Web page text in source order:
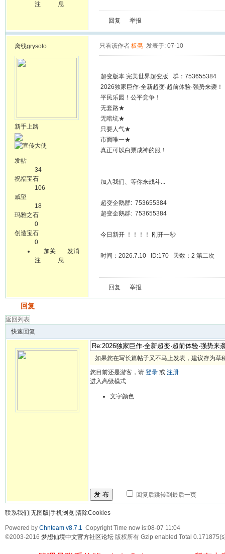
注
息
回复 举报
离线grysolo
新手上路
发帖
34
祝福宝石
106
威望
18
玛雅之石
0
创造宝石
0
加关
注
发消
息
只看该作者 板凳 发表于: 07-10
超变版本 完美世界超变版 群：753655384
2026独家巨作·全新超变·超前体验·强势来袭！
平民乐园！公平竞争！
无套路★
无暗坑★
只要人气★
市面唯一★
真正可以白票成神的服！
加入我们、等你来战斗...
超变企鹅群: 753655384
超变企鹅群: 753655384
今日新开 ！！！！ 刚开一秒
时间：2026.7.10 ID:170 天数：2 第二次
回复 举报
回复
返回列表
快速回复
如果您在写长篇帖子又不马上发表，建议存为草
您目前还是游客，请 登录 或 注册
进入高级模式
文字颜色
发 布 回复后跳转到最后一页
联系我们 无图版 手机浏览 清除Cookies
Powered by Chnteam v8.7.1 Copyright Time now is:08-07 11:04
©2003-2016 梦想仙境中文官方社区论坛 版权所有 Gzip enabled Total